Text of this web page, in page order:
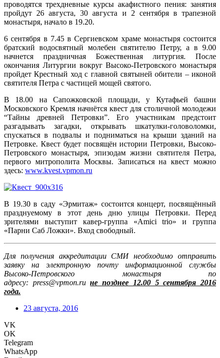
проводятся трехдневные курсы акафистного пения: занятия
пройдут 26 августа, 30 августа и 2 сентября в трапезной
монастыря, начало в 19.20.
6 сентября в 7.45 в Сергиевском храме монастыря состоится
братский водосвятный молебен святителю Петру, а в 9.00
начнется праздничная Божественная литургия. После
окончания Литургии вокруг Высоко-Петровского монастыря
пройдет Крестный ход с главной святыней обители – иконой
святителя Петра с частицей мощей святого.
В 18.00 на Сапожковской площади, у Кутафьей башни
Московского Кремля начнётся квест для столичной молодежи
“Тайны древней Петровки”. Его участникам предстоит
разгадывать загадки, открывать шкатулки-головоломки,
спускаться в подвалы и подниматься на крыши зданий на
Петровке. Квест будет посвящён истории Петровки, Высоко-
Петровского монастыря, эпизодам жизни святителя Петра,
первого митрополита Москвы. Записаться на квест можно
здесь: www.kvest.vpmon.ru
В 19.30 в саду «Эрмитаж» состоится концерт, посвящённый
празднуемому в этот день дню улицы Петровки. Перед
зрителями выступит кавер-группа «Amici trio» и группа
«Парни Саб Ложки». Вход свободный.
Для получения аккредитации СМИ необходимо отправить
заявку на электронную почту информационной службы
Высоко-Петровского монастыря по
адресу: press@vpmon.ru не позднее 12.00 5 сентября 2016
года.
23 августа, 2016
VK
OK
Telegram
WhatsApp